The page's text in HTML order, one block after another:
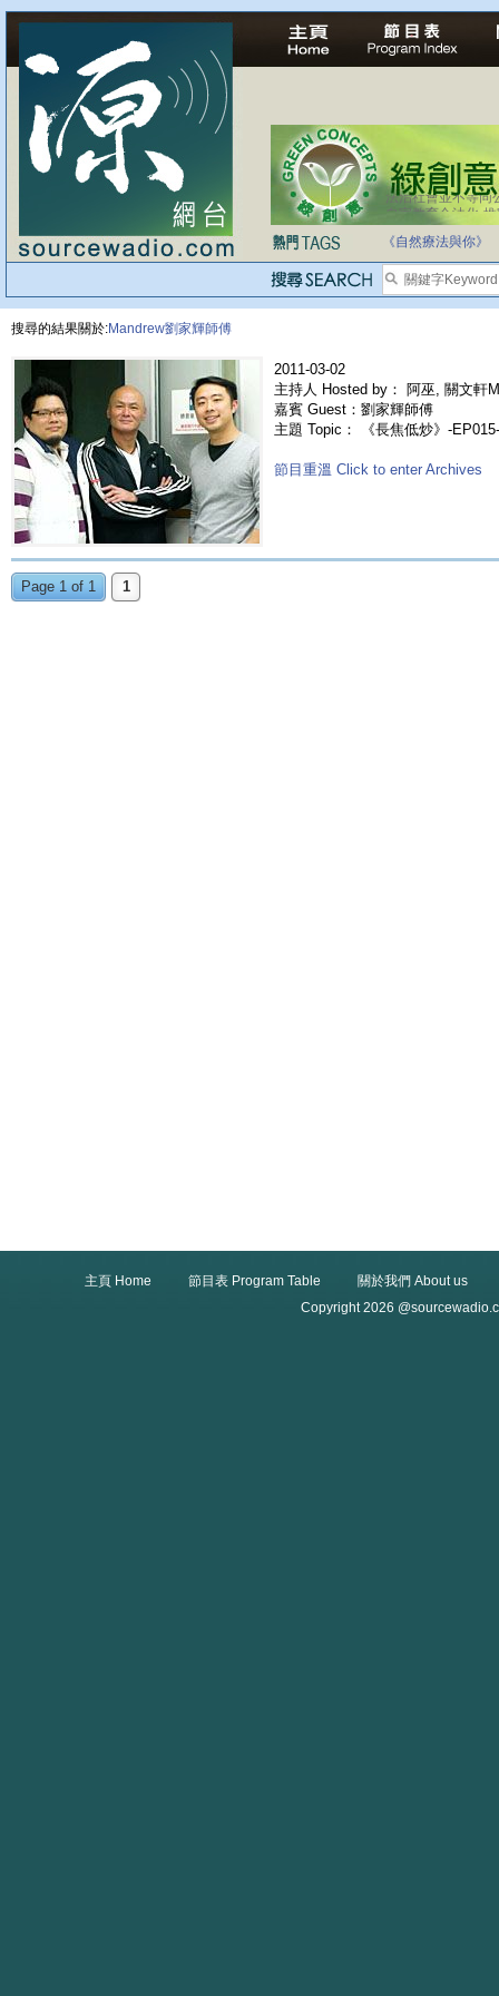
法治社會並不等同
自家教育合法化-
《自然療法與你》
搜尋的結果關於:Mandrew劉家輝師傅
2011-03-02
主持人 Hosted by： 阿巫, 關文軒
嘉賓 Guest：劉家輝師傅
主題 Topic： 《長焦低炒》-
節目重溫 Click to enter Archives
Page 1 of 1 1
主頁 Home 節目表 Program Table
關於我們 About us
Copyright 2026